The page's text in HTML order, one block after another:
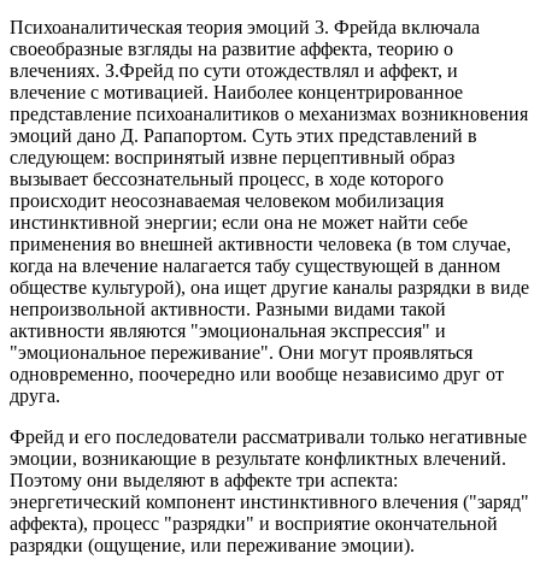
Психоаналитическая теория эмоций 3. Фрейда включала
своеобразные взгляды на развитие аффекта, теорию о
влечениях. З.Фрейд по сути отождествлял и аффект, и
влечение с мотивацией. Наиболее концентрированное
представление психоаналитиков о механизмах возникновения
эмоций дано Д. Рапапортом. Суть этих представлений в
следующем: воспринятый извне перцептивный образ
вызывает бессознательный процесс, в ходе которого
происходит неосознаваемая человеком мобилизация
инстинктивной энергии; если она не может найти себе
применения во внешней активности человека (в том случае,
когда на влечение налагается табу существующей в данном
обществе культурой), она ищет другие каналы разрядки в виде
непроизвольной активности. Разными видами такой
активности являются "эмоциональная экспрессия" и
"эмоциональное переживание". Они могут проявляться
одновременно, поочередно или вообще независимо друг от
друга.
Фрейд и его последователи рассматривали только негативные
эмоции, возникающие в результате конфликтных влечений.
Поэтому они выделяют в аффекте три аспекта:
энергетический компонент инстинктивного влечения ("заряд"
аффекта), процесс "разрядки" и восприятие окончательной
разрядки (ощущение, или переживание эмоции).